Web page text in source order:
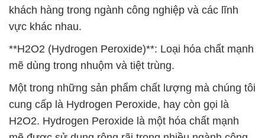
nghiệp khác nhau. Trong lĩnh vực nhuộm, nó là một
thành phần quan trọng để tạo ra các màu sắc và
hiệu ứng đa dạng trên các sản phẩm vải. Ngoài ra,
H2O2 còn được sử dụng trong tiệt trùng và làm
khuẩn và vi sinh vật gây bệnh.
Đắc Trường Phát cam kết mang đến cho khách
hàng những sản phẩm H2O2 chất lượng, đúng đắn